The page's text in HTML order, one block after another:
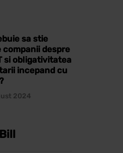
sa stie
companii despre
si obligativitatea
incepand cu
2024